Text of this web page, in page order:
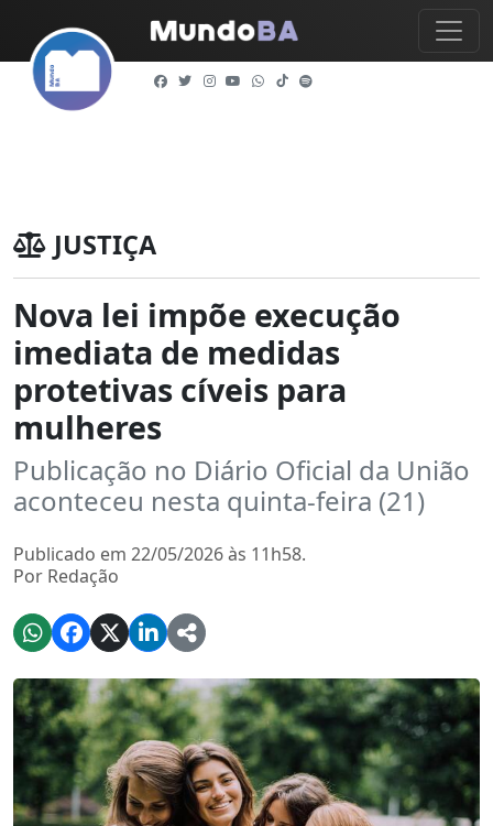
JUSTIÇA
Nova lei impõe execução
imediata de medidas
protetivas cíveis para
mulheres
Publicação no Diário Oficial da União
aconteceu nesta quinta-feira (21)
Publicado em 22/05/2026 às 11h58.
Por Redação